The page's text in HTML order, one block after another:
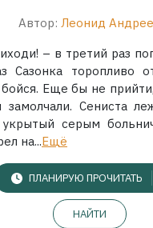
Автор: Леонид
– в третий раз
Сазонка торопливо
Еще бы не
Сениста
укрытый серым
на...Ещё
ПЛАНИРУЮ ПРОЧИТАТЬ
НАЙТИ